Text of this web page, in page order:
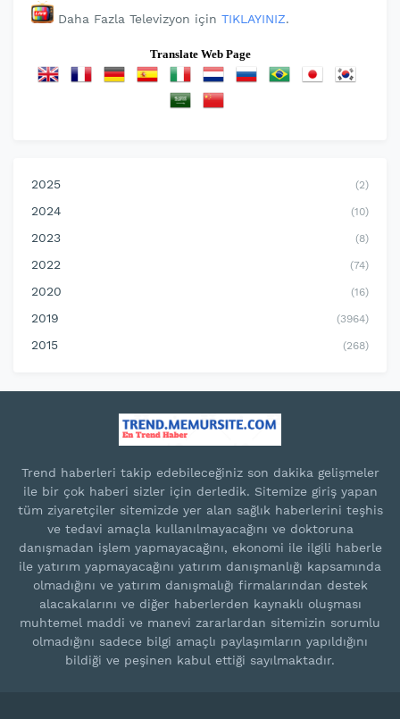
Daha Fazla Televizyon için TIKLAYINIZ.
Translate Web Page
2025 (2)
2024 (10)
2023 (8)
2022 (74)
2020 (16)
2019 (3964)
2015 (268)
Trend haberleri takip edebileceğiniz son dakika gelişmeler
ile bir çok haberi sizler için derledik. Sitemize giriş yapan
tüm ziyaretçiler sitemizde yer alan sağlık haberlerini teşhis
ve tedavi amaçla kullanılmayacağını ve doktoruna
danışmadan işlem yapmayacağını, ekonomi ile ilgili haberle
ile yatırım yapmayacağını yatırım danışmanlığı kapsamında
olmadığını ve yatırım danışmalığı firmalarından destek
alacakalarını ve diğer haberlerden kaynaklı oluşması
muhtemel maddi ve manevi zararlardan sitemizin sorumlu
olmadığını sadece bilgi amaçlı paylaşımların yapıldığını
bildiği ve peşinen kabul ettiği sayılmaktadır.